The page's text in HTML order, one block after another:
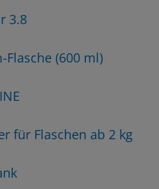
3.8
(600 ml)
für Flaschen ab 2 kg